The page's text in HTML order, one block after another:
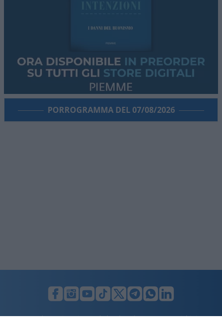
PORROGRAMMA DEL 07/08/2026
LUNIFIN S.r.l. a socio unico. Sede legale Milano, Largo F. Richini, 2/A,